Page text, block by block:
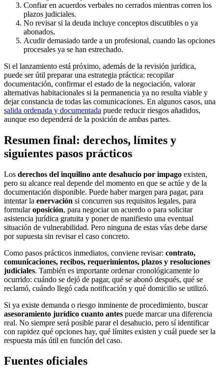
Confiar en acuerdos verbales no cerrados mientras corren los
plazos judiciales.
No revisar si la deuda incluye conceptos discutibles o ya
abonados.
Acudir demasiado tarde a un profesional, cuando las opciones
procesales ya se han estrechado.
Si el lanzamiento está próximo, además de la revisión jurídica,
puede ser útil preparar una estrategia práctica: recopilar
documentación, confirmar el estado de la negociación, valorar
alternativas habitacionales si la permanencia ya no resulta viable y
dejar constancia de todas las comunicaciones. En algunos casos, una
salida ordenada y documentada puede reducir riesgos añadidos,
aunque eso dependerá de la posición de ambas partes.
Resumen final: derechos, límites y
siguientes pasos prácticos
Los derechos del inquilino ante desahucio por impago existen,
pero su alcance real depende del momento en que se actúe y de la
documentación disponible. Puede haber margen para pagar, para
intentar la enervación si concurren sus requisitos legales, para
formularoposición, para negociar un acuerdo o para solicitar
asistencia jurídica gratuita y poner de manifiesto una eventual
situación de vulnerabilidad. Pero ninguna de estas vías debe darse
por supuesta sin revisar el caso concreto.
Como pasos prácticos inmediatos, conviene revisar: contrato,
comunicaciones, recibos, requerimientos, plazos y resoluciones
judiciales. También es importante ordenar cronológicamente lo
ocurrido: cuándo se dejó de pagar, qué se abonó después, qué se
reclamó, cuándo llegó cada notificación y qué domicilio se utilizó.
Si ya existe demanda o riesgo inminente de procedimiento, buscar
asesoramiento jurídico cuanto antes puede marcar una diferencia
real. No siempre será posible parar el desahucio, pero sí identificar
con rapidez qué opciones hay, qué límites existen y cuál puede ser la
respuesta más útil en función del caso.
Fuentes oficiales